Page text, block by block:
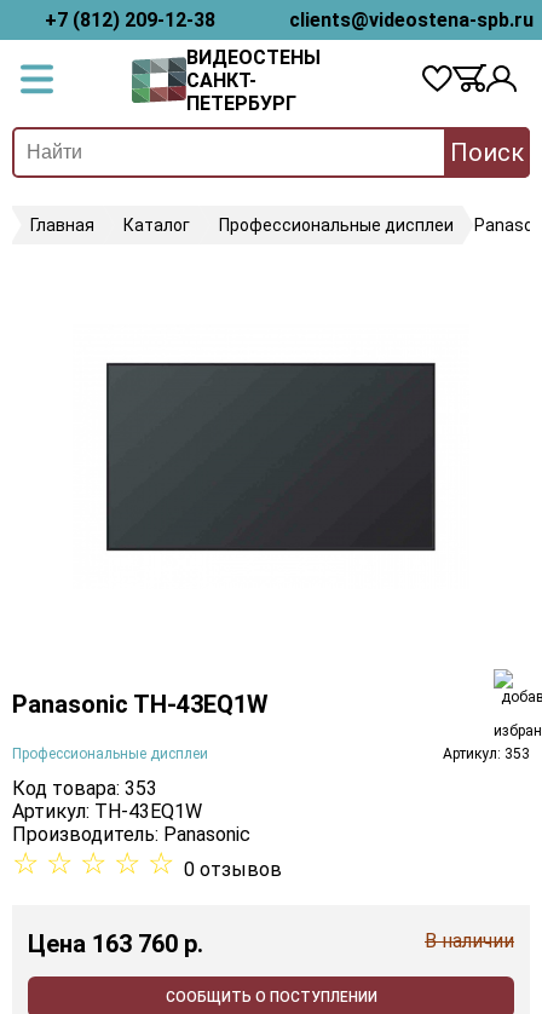
+7 (812) 209-12-38
clients@videostena-spb.ru
ВИДЕОСТЕНЫ
САНКТ-
ПЕТЕРБУРГ
Поиск
Главная Каталог Профессиональные дисплеи
Panasonic TH-43EQ1W
Профессиональные дисплеи Артикул: 353
Код товара: 353
Артикул: TH-43EQ1W
Производитель: Panasonic
☆ ☆ ☆ ☆ ☆ 0 отзывов
Цена 163 760 p. В наличии
СООБЩИТЬ О ПОСТУПЛЕНИИ